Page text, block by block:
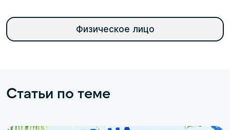
Физическое лицо
Статьи по теме